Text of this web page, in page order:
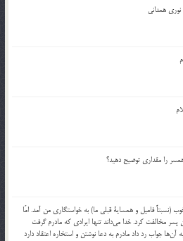
همدانی
را مقداري توضيح دهيد؟
(نسبتاً فاميل و همساية قبلي ما) به خواستگاري من آمد. امّا
پسر مخالفت كرد. خدا مي‌داند تنها ايرادي كه مادرم گرفت
جواب رد داد مادرم به دعا نوشتن و استخاره اعتقاد دارد